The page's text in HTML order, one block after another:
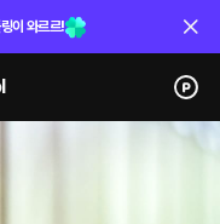
이 와르르!